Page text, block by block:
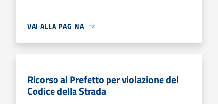
VAI ALLA PAGINA
Ricorso al Prefetto per violazione del
Codice della Strada